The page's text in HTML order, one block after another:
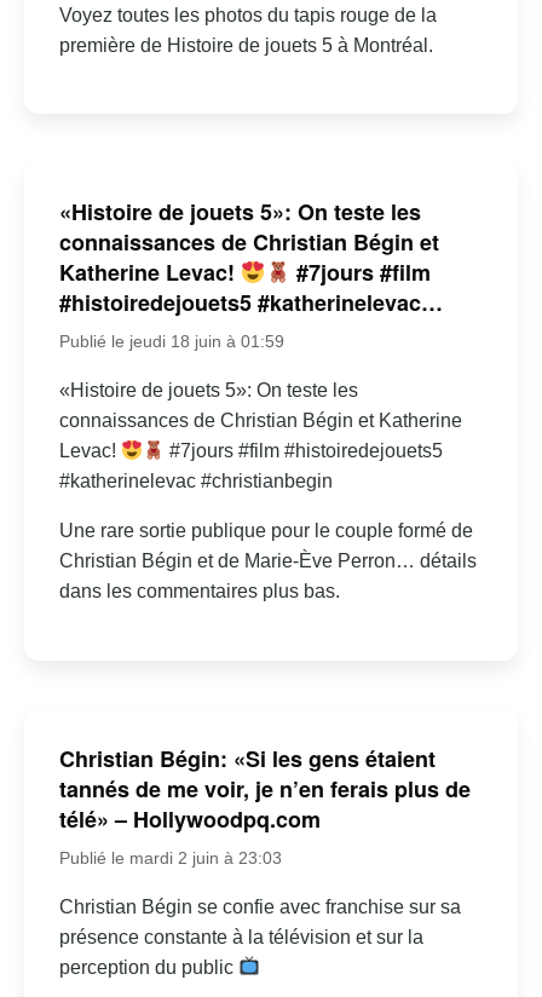
Voyez toutes les photos du tapis rouge de la
première de Histoire de jouets 5 à Montréal.
«Histoire de jouets 5»: On teste les
connaissances de Christian Bégin et
Katherine Levac!
#7jours #film
#histoiredejouets5 #katherinelevac…
Publié le jeudi 18 juin à 01:59
«Histoire de jouets 5»: On teste les
connaissances de Christian Bégin et Katherine
Levac!
#7jours #film #histoiredejouets5
#katherinelevac #christianbegin
Une rare sortie publique pour le couple formé de
Christian Bégin et de Marie-Ève Perron… détails
dans les commentaires plus bas.
Christian Bégin: «Si les gens étaient
tannés de me voir, je n’en ferais plus de
télé» – Hollywoodpq.com
Publié le mardi 2 juin à 23:03
Christian Bégin se confie avec franchise sur sa
présence constante à la télévision et sur la
perception du public